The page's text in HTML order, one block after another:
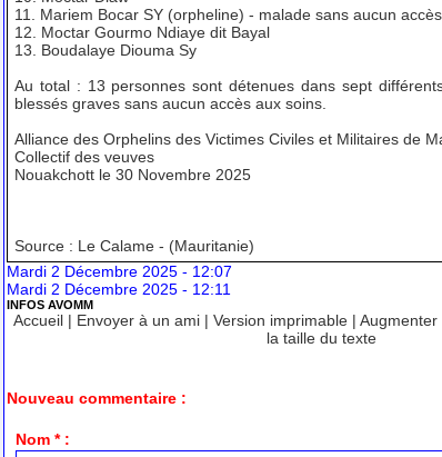
11. Mariem Bocar SY (orpheline) - malade sans aucun
12. Moctar Gourmo Ndiaye dit Bayal
13. Boudalaye Diouma Sy
Au total : 13 personnes sont détenues dans sept
blessés graves sans aucun accès aux soins.
Alliance des Orphelins des Victimes Civiles et Militaires de
Collectif des veuves
Nouakchott le 30 Novembre 2025
Source : Le Calame - (Mauritanie)
Mardi 2 Décembre 2025 - 12:07
Mardi 2 Décembre 2025 - 12:11
INFOS AVOMM
Accueil | Envoyer à un ami | Version imprimable | Augmenter
la taille du texte
Nouveau commentaire :
Nom * :